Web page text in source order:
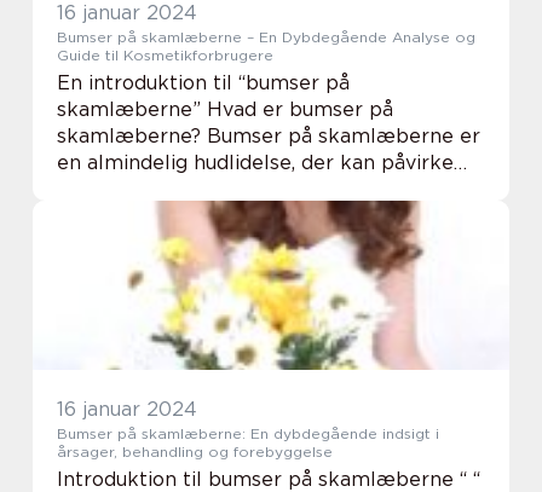
16 januar 2024
Bumser på skamlæberne – En Dybdegående Analyse og
Guide til Kosmetikforbrugere
En introduktion til “bumser på
skamlæberne” Hvad er bumser på
skamlæberne? Bumser på skamlæberne er
en almindelig hudlidelse, der kan påvirke
kendt som skamlebderodermatitis, opstår
normalt som føl...
16 januar 2024
Bumser på skamlæberne: En dybdegående indsigt i
årsager, behandling og forebyggelse
Introduktion til bumser på skamlæberne “ “